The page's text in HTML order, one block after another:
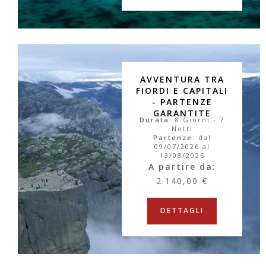
AVVENTURA TRA
FIORDI E CAPITALI
- PARTENZE
GARANTITE
Durata : 8 Giorni - 7
Notti
Partenze : dal
09/07/2026 al
13/08/2026
A partire da :
2.140,00 €
DETTAGLI